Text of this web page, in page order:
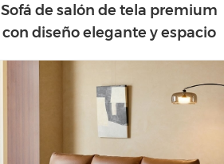
Sofá de salón de tela premium
con diseño elegante y espacio